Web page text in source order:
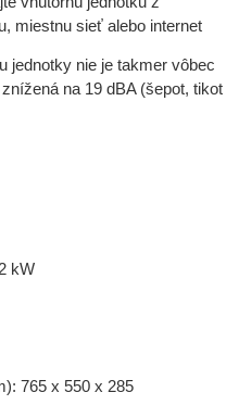
miestnu sieť alebo internet
jednotky nie je takmer vôbec
na 19 dBA (šepot, tikot
kW
765 x 550 x 285